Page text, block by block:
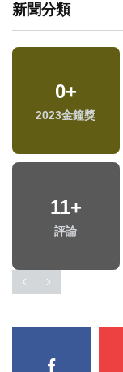
新聞分類
0+
2023金鐘獎
11+
評論